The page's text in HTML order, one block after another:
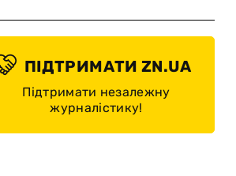
ПІДТРИМАТИ ZN.UA
Підтримати незалежну
журналістику!